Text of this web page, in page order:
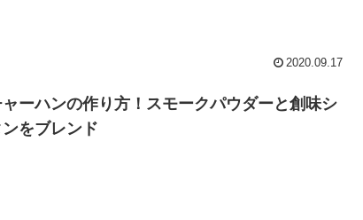
2020.09.17
ーハンの作り方！スモークパウダーと創味シ
をブレンド